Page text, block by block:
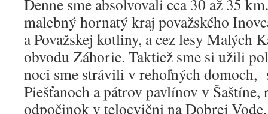
Denne sme absolvovali cca 30 až 35
malebný hornatý kraj považského
a Považskej kotliny, a cez lesy Malých
obvodu Záhorie. Taktiež sme si užili
noci sme strávili v rehoľných domoch,
Piešťanoch a pátrov pavlínov v Šaštíne,
odpočinok v telocvični na Dobrej